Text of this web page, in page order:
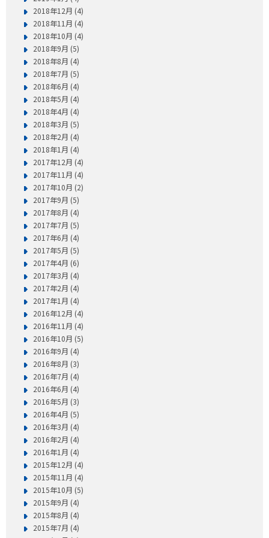
2018年12月 (4)
2018年11月 (4)
2018年10月 (4)
2018年9月 (5)
2018年8月 (4)
2018年7月 (5)
2018年6月 (4)
2018年5月 (4)
2018年4月 (4)
2018年3月 (5)
2018年2月 (4)
2018年1月 (4)
2017年12月 (4)
2017年11月 (4)
2017年10月 (2)
2017年9月 (5)
2017年8月 (4)
2017年7月 (5)
2017年6月 (4)
2017年5月 (5)
2017年4月 (6)
2017年3月 (4)
2017年2月 (4)
2017年1月 (4)
2016年12月 (4)
2016年11月 (4)
2016年10月 (5)
2016年9月 (4)
2016年8月 (3)
2016年7月 (4)
2016年6月 (4)
2016年5月 (3)
2016年4月 (5)
2016年3月 (4)
2016年2月 (4)
2016年1月 (4)
2015年12月 (4)
2015年11月 (4)
2015年10月 (5)
2015年9月 (4)
2015年8月 (4)
2015年7月 (4)